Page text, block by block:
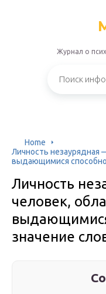
Журнал о
Home
Личность
выдающимися
Личность
человек,
значение